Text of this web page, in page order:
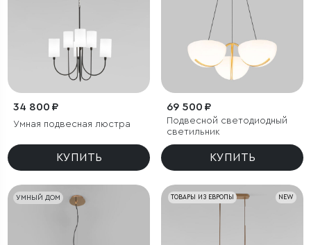
34 800 ₽
Умная подвесная люстра
КУПИТЬ
69 500 ₽
Подвесной светодиодный
светильник
КУПИТЬ
УМНЫЙ ДОМ NEW
ТОВАРЫ ИЗ ЕВРОПЫ